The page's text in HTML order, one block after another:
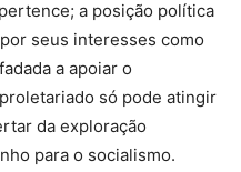
a posição política
seus interesses como
a apoiar o
só pode atingir
da exploração
para o socialismo.